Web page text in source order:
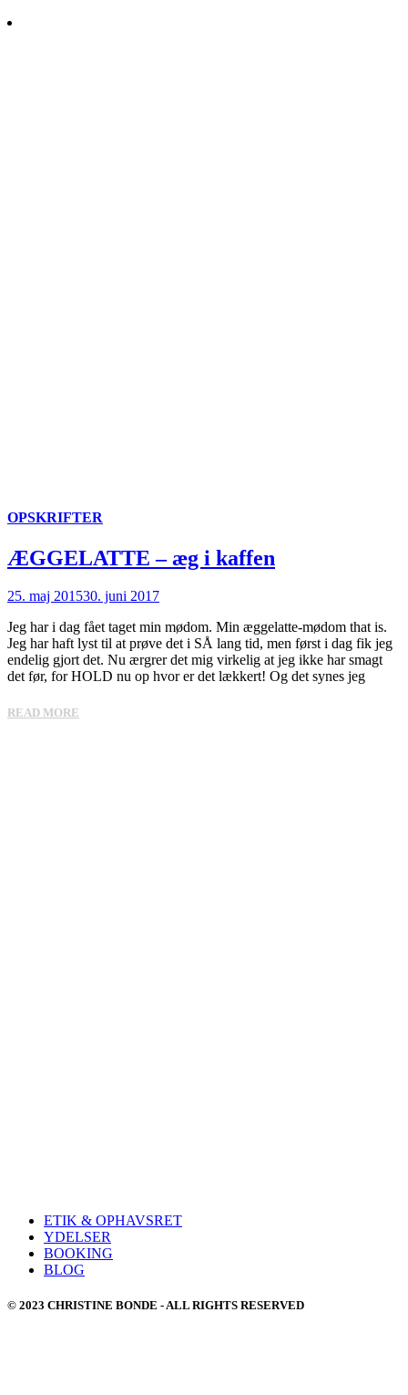
Skip
OPSKRIFTER
ÆGGELATTE – æg i kaffen
25. maj 201530. juni 2017
Jeg har i dag fået taget min mødom. Min æggelatte-mødom that is.
Jeg har haft lyst til at prøve det i SÅ lang tid, men først i dag fik jeg
endelig gjort det. Nu ærgrer det mig virkelig at jeg ikke har smagt
det før, for HOLD nu op hvor er det lækkert! Og det synes jeg
READ MORE
ETIK & OPHAVSRET
YDELSER
BOOKING
BLOG
© 2023 CHRISTINE BONDE - ALL RIGHTS RESERVED